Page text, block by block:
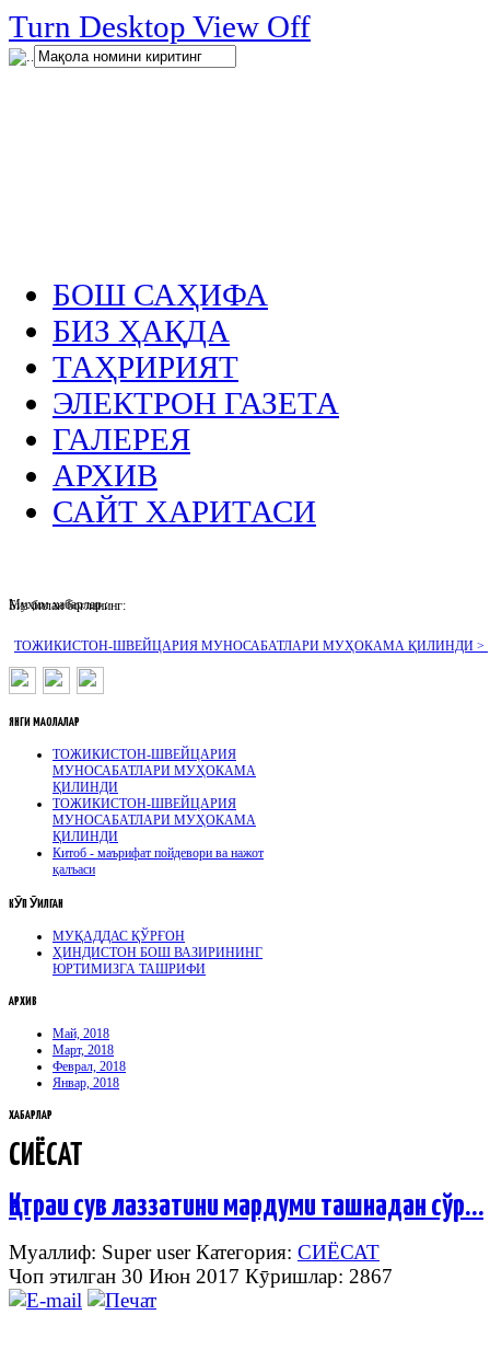
Turn Desktop View Off
.
БОШ САҲИФА
БИЗ ҲАҚДА
ТАҲРИРИЯТ
ЭЛЕКТРОН ГАЗЕТА
ГАЛЕРЕЯ
АРХИВ
САЙТ ХАРИТАСИ
Муҳим хабарлар :
ТОЖИКИСТОН-ШВЕЙЦАРИЯ МУНОСАБАТЛАРИ МУҲОКАМА ҚИЛИНДИ >
Биз билан боғланинг:
ЯНГИ МАҚОЛАЛАР
ТОЖИКИСТОН-ШВЕЙЦАРИЯ
МУНОСАБАТЛАРИ МУҲОКАМА
ҚИЛИНДИ
ТОЖИКИСТОН-ШВЕЙЦАРИЯ
МУНОСАБАТЛАРИ МУҲОКАМА
ҚИЛИНДИ
Китоб - маърифат пойдевори ва нажот
қалъаси
КӮП ӮҚИЛГАН
МУҚАДДАС ҚЎРҒОН
ҲИНДИСТОН БОШ ВАЗИРИНИНГ
ЮРТИМИЗГА ТАШРИФИ
АРХИВ
Май, 2018
Март, 2018
Феврал, 2018
Январ, 2018
ХАБАРЛАР
СИЁСАТ
Қатраи сув лаззатини мардуми ташнадан сўр…
Муаллиф: Super userКатегория: СИЁСАТ
Чоп этилган 30 Июн 2017 Кӯришлар: 2867